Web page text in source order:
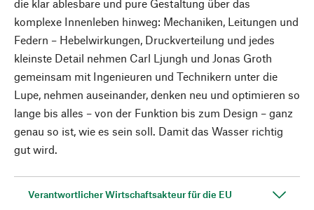
die klar ablesbare und pure Gestaltung über das
komplexe Innenleben hinweg: Mechaniken, Leitungen und
Federn – Hebelwirkungen, Druckverteilung und jedes
kleinste Detail nehmen Carl Ljungh und Jonas Groth
gemeinsam mit Ingenieuren und Technikern unter die
Lupe, nehmen auseinander, denken neu und optimieren so
lange bis alles – von der Funktion bis zum Design – ganz
genau so ist, wie es sein soll. Damit das Wasser richtig
gut wird.
Verantwortlicher Wirtschaftsakteur für die EU